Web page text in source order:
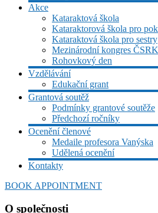
Akce
Kataraktová škola
Kataraktorová škola pro
Kataraktová škola pro sestry
Mezinárodní kongres
Rohovkový den
Vzdělávání
Edukační grant
Grantová soutěž
Podmínky grantové soutěže
Předchozí ročníky
Ocenění členové
Medaile profesora Vanýska
Udělená ocenění
Kontakty
BOOK APPOINTMENT
O společnosti